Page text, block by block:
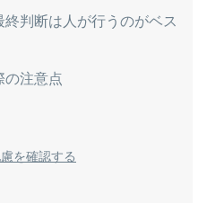
判断は人が行うのがベス
の注意点
を確認する